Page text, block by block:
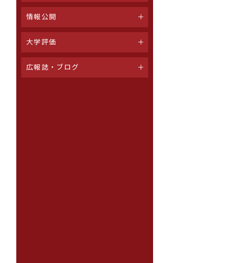
情報公開
大学評価
広報誌・ブログ